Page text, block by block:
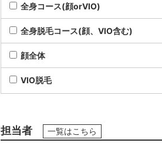
全身コース(顔orVIO)
全身脱毛コース(顔、VIO含む)
顔全体
VIO脱毛
担当者 一覧はこちら